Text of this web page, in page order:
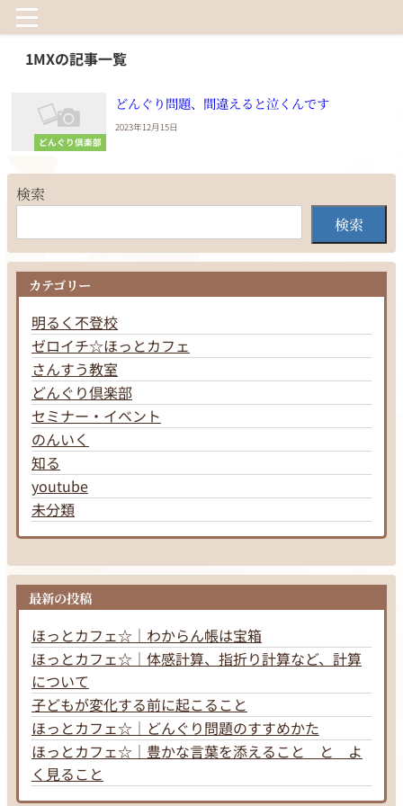
1MXの記事一覧
どんぐり倶楽部
どんぐり問題、間違えると泣くんです
2023年12月15日
検索
検索
カテゴリー
明るく不登校
ゼロイチ☆ほっとカフェ
さんすう教室
どんぐり倶楽部
セミナー・イベント
のんいく
知る
youtube
未分類
最新の投稿
ほっとカフェ☆｜わからん帳は宝箱
ほっとカフェ☆｜体感計算、指折り計算など、計算
について
子どもが変化する前に起こること
ほっとカフェ☆｜どんぐり問題のすすめかた
ほっとカフェ☆｜豊かな言葉を添えること と よ
く見ること